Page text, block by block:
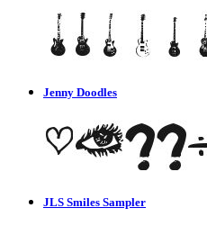
Jenny Doodles
JLS Smiles Sampler